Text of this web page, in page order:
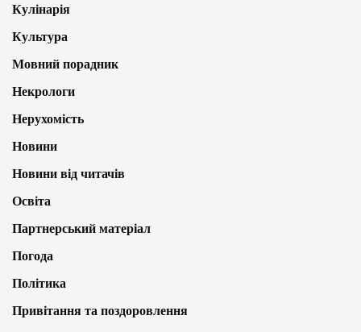
Кулінарія
Культура
Мовний порадник
Некрологи
Нерухомість
Новини
Новини від читачів
Освіта
Партнерський матеріал
Погода
Політика
Привітання та поздоровлення